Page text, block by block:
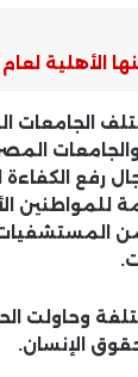
لعام 2024-2025
الجامعات
رفع الكفاءة
للمواطنين
وحاولت
الإنسان.